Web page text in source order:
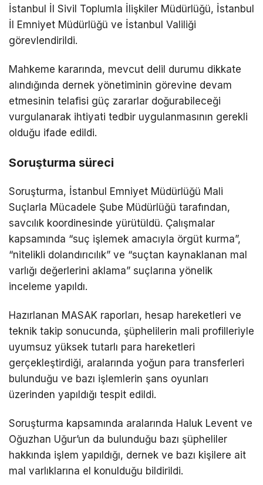
İstanbul İl Sivil Toplumla İlişkiler Müdürlüğü, İstanbul
İl Emniyet Müdürlüğü ve İstanbul Valiliği
görevlendirildi.
Mahkeme kararında, mevcut delil durumu dikkate
alındığında dernek yönetiminin görevine devam
etmesinin telafisi güç zararlar doğurabileceği
vurgulanarak ihtiyati tedbir uygulanmasının gerekli
olduğu ifade edildi.
Soruşturma süreci
Soruşturma, İstanbul Emniyet Müdürlüğü Mali
Suçlarla Mücadele Şube Müdürlüğü tarafından,
savcılık koordinesinde yürütüldü. Çalışmalar
kapsamında “suç işlemek amacıyla örgüt kurma”,
“nitelikli dolandırıcılık” ve “suçtan kaynaklanan mal
varlığı değerlerini aklama” suçlarına yönelik
inceleme yapıldı.
Hazırlanan MASAK raporları, hesap hareketleri ve
teknik takip sonucunda, şüphelilerin mali profilleriyle
uyumsuz yüksek tutarlı para hareketleri
gerçekleştirdiği, aralarında yoğun para transferleri
bulunduğu ve bazı işlemlerin şans oyunları
üzerinden yapıldığı tespit edildi.
Soruşturma kapsamında aralarında Haluk Levent ve
Oğuzhan Uğur’un da bulunduğu bazı şüpheliler
hakkında işlem yapıldığı, dernek ve bazı kişilere ait
mal varlıklarına el konulduğu bildirildi.